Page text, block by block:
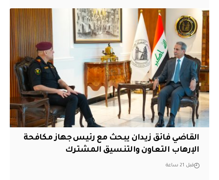
القاضي فائق زيدان يبحث مع رئيس جهاز مكافحة
الإرهاب التعاون والتنسيق المشترك
قبل 21 ساعة